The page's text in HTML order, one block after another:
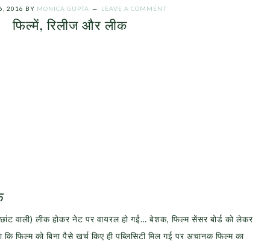
2016 BY MONICA GUPTA LEAVE A COMMENT
फिल्में, रिलीज और लीक
वाली) लीक होकर नेट पर वायरल हो गई… बेशक, फिल्म सेंसर बोर्ड को लेकर
फिल्म को बिना पैसे खर्च किए ही पब्लिसिटी मिल गई पर अचानक फिल्म का